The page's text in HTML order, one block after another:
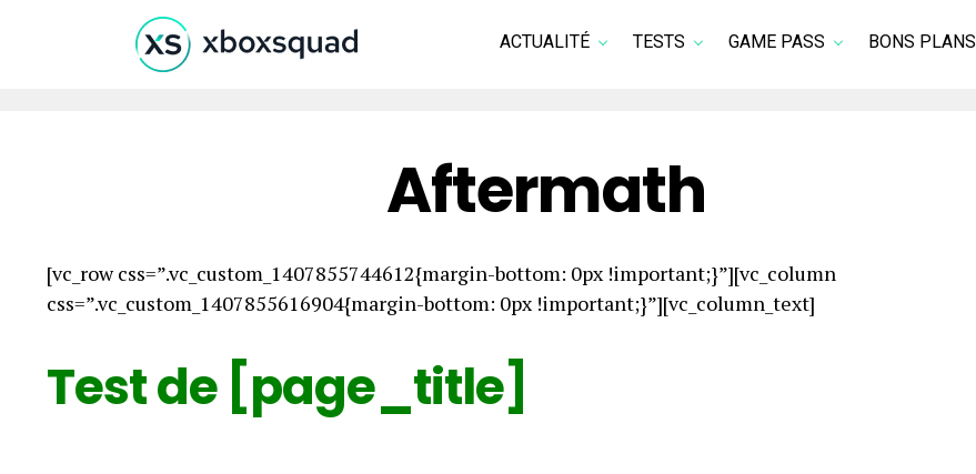
ACTUALITÉ TESTS GAME PASS BONS PLANS
Aftermath
[vc_row css=”.vc_custom_1407855744612{margin-bottom: 0px !important;}”][vc_column
css=”.vc_custom_1407855616904{margin-bottom: 0px !important;}”][vc_column_text]
Test de [page_title]